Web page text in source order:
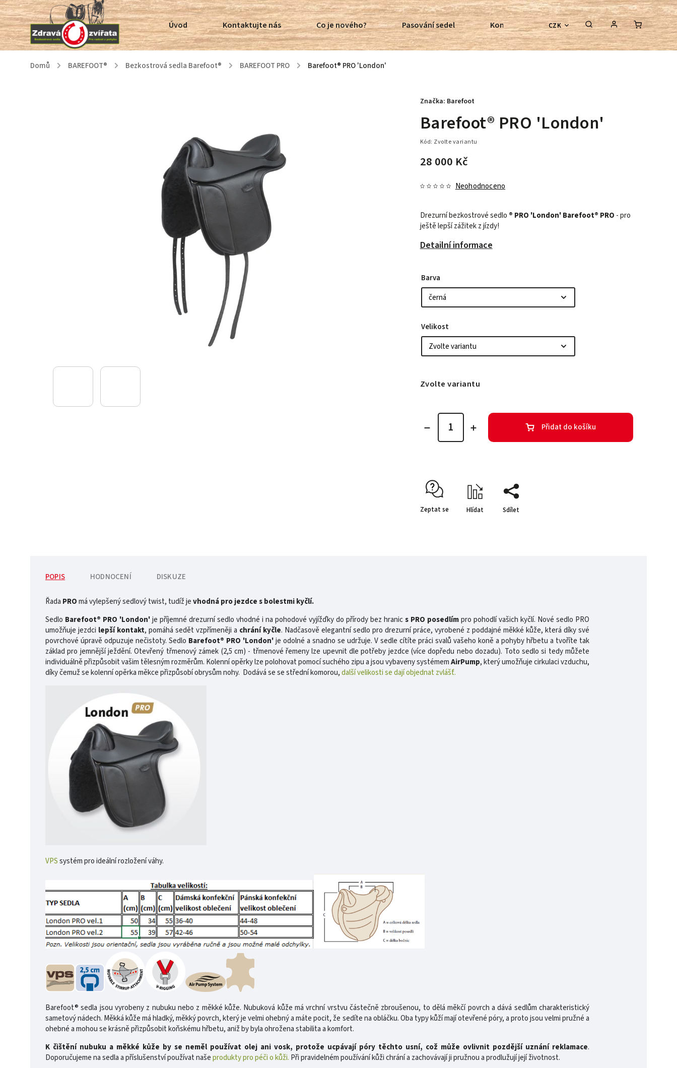
CZK
Úvod Kontaktujte nás Co je nového? Pasování sedel Kontroly bezkostrových sedel Poradenství
Domů / BAREFOOT® / Bezkostrová sedla Barefoot® / BAREFOOT PRO / Barefoot® PRO 'London'
Barefoot® PRO 'London'
Kód: Zvolte variantu
28 000 Kč
Neohodnoceno
Drezurní bezkostrové sedlo ® PRO 'London' Barefoot® PRO - pro
ještě lepší zážitek z jízdy!
Detailní informace
Značka: Barefoot
Barva
Velikost
Zvolte variantu
Přidat do košíku
Zeptat se Hlídat Sdílet
POPIS HODNOCENÍ DISKUZE
Řada PROmá vylepšený sedlový twist, tudíž jevhodná pro jezdce s bolestmi kyčlí.
Sedlo Barefoot® PRO 'London'je příjemné drezurní sedlo vhodné i na pohodové vyjížďky do přírody bez hranics PRO posedlímpro pohodlí vašich kyčlí. Nové sedlo PRO
umožňuje jezdci lepší kontakt, pomáhá sedět vzpřímeněji a chrání kyčle. Nadčasově elegantní sedlo pro drezurní práce, vyrobené z poddajné měkké kůže, která díky své
povrchové úpravě odpuzuje nečistoty. Sedlo Barefoot® PRO 'London'je odolné a snadno se udržuje. V sedle cítíte práci svalů vašeho koně a pohyby hřbetu a tvoříte tak
základ pro jemnější ježdění. Otevřený třmenový zámek (2,5 cm) - třmenové řemeny lze upevnit dle potřeby jezdce (více dopředu nebo dozadu). Toto sedlo si tedy můžete
individuálně přizpůsobit vašim tělesným rozměrům. Kolenní opěrky lze polohovat pomocí suchého zipu a jsou vybaveny systémemAirPump, který umožňuje cirkulaci vzduchu,
díky čemuž se kolenní opěrka měkce přizpůsobí obrysům nohy. Dodává se se střední komorou,další velikosti se dají objednat zvlášť.
VPSsystém pro ideální rozložení váhy.
Barefoot® sedla jsou vyrobeny z nubuku nebo z měkké kůže. Nubuková kůže má vrchní vrstvu částečně zbroušenou, to dělá měkčí povrch a dává sedlům charakteristický
sametový nádech. Měkká kůže má hladký, měkký povrch, který je velmi ohebný a máte pocit, že sedíte na obláčku. Oba typy kůží mají otevřené póry, a proto jsou velmi pružné a
ohebné a mohou se krásně přizpůsobit koňskému hřbetu, aniž by byla ohrožena stabilita a komfort.
K čištění nubuku a měkké kůže by se neměl používat olej ani vosk, protože ucpávají póry těchto usní, což může ovlivnit pozdější uznání reklamace.
Doporučujeme na sedla a příslušenství používat našeprodukty pro péči o kůži. Při pravidelném používání kůži chrání a zachovávají ji pružnou a prodlužují její životnost.